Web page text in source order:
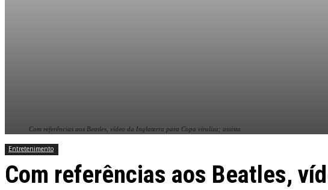
Com referências aos Beatles, vídeo da Inglaterra para Copa viraliza; assista
Entretenimento
Com referências aos Beatles,